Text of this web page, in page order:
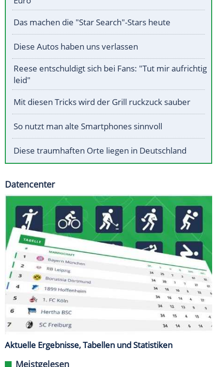
Das machen die "Star Search"-Stars heute
Diese Autos haben uns verlassen
Reese entschuldigt sich bei Fans: "Tut mir aufrichtig
leid"
Mit diesen Tricks wird der Grill ruckzuck sauber
So nutzt man alte Smartphones sinnvoll
Diese traumhaften Orte liegen in Deutschland
Datencenter
Aktuelle Ergebnisse, Tabellen und Statistiken
Meistgelesen